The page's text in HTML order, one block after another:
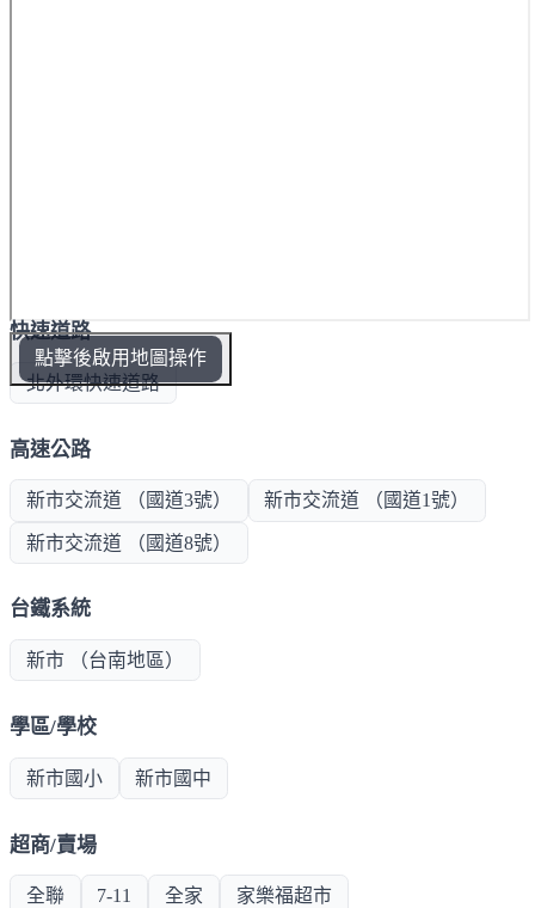
點擊後啟用地圖操作
快速道路
北外環快速道路
高速公路
新市交流道 （國道3號） 新市交流道 （國道1號）
新市交流道 （國道8號）
台鐵系統
新市 （台南地區）
學區/學校
新市國小 新市國中
超商/賣場
全聯 7-11 全家 家樂福超市